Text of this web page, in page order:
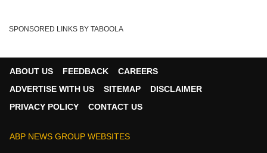
SPONSORED LINKS BY TABOOLA
ABOUT US FEEDBACK
CAREERS
ADVERTISE WITH US
SITEMAP
DISCLAIMER
PRIVACY POLICY
CONTACT US
ABP NEWS GROUP WEBSITES